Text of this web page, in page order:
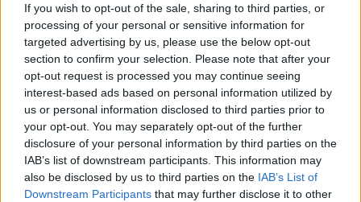
If you wish to opt-out of the sale, sharing to third parties, or
processing of your personal or sensitive information for
targeted advertising by us, please use the below opt-out
section to confirm your selection. Please note that after your
opt-out request is processed you may continue seeing
interest-based ads based on personal information utilized by
us or personal information disclosed to third parties prior to
your opt-out. You may separately opt-out of the further
disclosure of your personal information by third parties on the
IAB’s list of downstream participants. This information may
also be disclosed by us to third parties on the IAB’s List of
Downstream Participants that may further disclose it to other
Μόλις το 10% του diversity fund
του 100 εκατομμυρίων δολαρίων
διέθεσε το Spotify την
περασμένη χρονιά